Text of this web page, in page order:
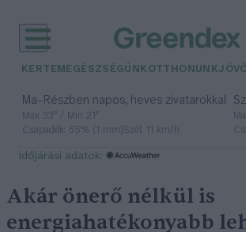
KERTEM EGÉSZSÉGÜNK OTTHONUNK
Ma– Részben napos, heves zivatarokkal
Max 33° / Min 21°
Csapadék: 55% (1 mm)Szél: 11 km/h
időjárási adatok:
Akár önerő nélkül is
energiahatékonyabb